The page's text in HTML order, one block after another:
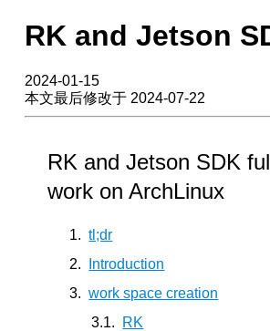
RK and Jetson
2024-01-15
本文最后修改于 2024-07-22
RK and Jetson SDK
work on ArchLinux
tl;dr
Introduction
work space creation
RK